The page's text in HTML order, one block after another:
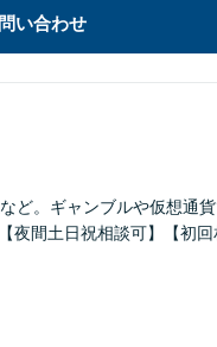
い合わせ
ど。ギャンブルや仮想通
夜間土日祝相談可】【初